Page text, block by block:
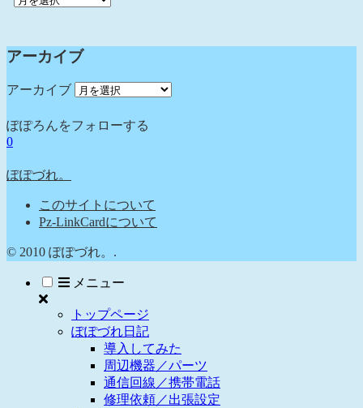
アーカイブ
アーカイブ
ぽぽろんをフォローする
0
ぽぽづれ。
このサイトについて
Pz-LinkCardについて
© 2010 ぽぽづれ。.
メニュー
トップページ
ぽぽづれ日記
導入してみた
周辺機器／パーツ
通信回線／携帯電話
修理依頼／出張設定